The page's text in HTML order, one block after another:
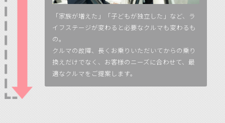
「家族が増えた」「子どもが独立した」など、ラ
イフステージが変わると必要なクルマも変わるも
の。
クルマの故障、長くお乗りいただいてからの乗り
換えだけでなく、お客様のニーズに合わせて、最
適なクルマをご提案します。